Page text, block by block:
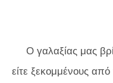
Ο γαλαξίας μας
είτε ξεκομμένους